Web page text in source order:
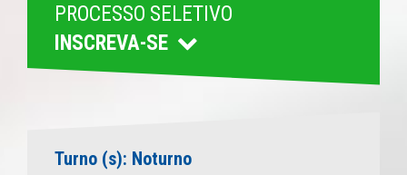
PROCESSO SELETIVO
INSCREVA-SE
Turno (s): Noturno